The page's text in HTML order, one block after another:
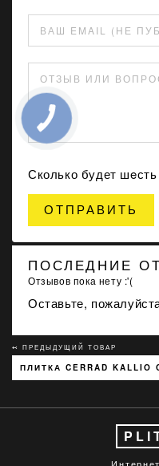
ВАШ EMAIL (НЕ
ОТЗЫВ ИЛИ
Сколько будет
ОТПРАВИТЬ
ПОСЛЕДНИЕ
Отзывов пока нету :'(
Оставьте,
↢ ПРЕДЫДУЩИЙ ТОВАР
ПЛИТКА CERRAD KALLIO